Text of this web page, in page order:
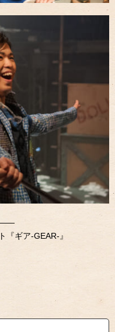
『ギア-GEAR-』